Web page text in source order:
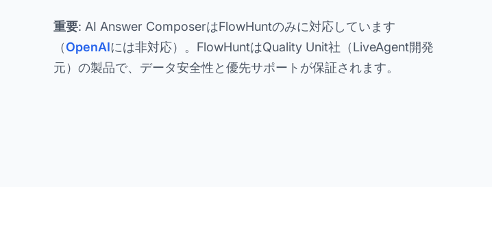
重要: AI Answer ComposerはFlowHuntのみに対応しています
（OpenAIには非対応）。FlowHuntはQuality Unit社（LiveAgent開発
元）の製品で、データ安全性と優先サポートが保証されます。